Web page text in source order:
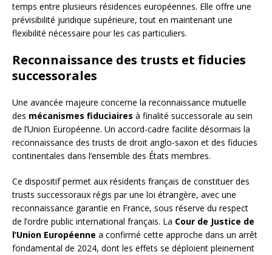
temps entre plusieurs résidences européennes. Elle offre une
prévisibilité juridique supérieure, tout en maintenant une
flexibilité nécessaire pour les cas particuliers.
Reconnaissance des trusts et fiducies
successorales
Une avancée majeure concerne la reconnaissance mutuelle
des mécanismes fiduciaires à finalité successorale au sein
de l’Union Européenne. Un accord-cadre facilite désormais la
reconnaissance des trusts de droit anglo-saxon et des fiducies
continentales dans l’ensemble des États membres.
Ce dispositif permet aux résidents français de constituer des
trusts successoraux régis par une loi étrangère, avec une
reconnaissance garantie en France, sous réserve du respect
de l’ordre public international français. La Cour de Justice de
l’Union Européenne a confirmé cette approche dans un arrêt
fondamental de 2024, dont les effets se déploient pleinement